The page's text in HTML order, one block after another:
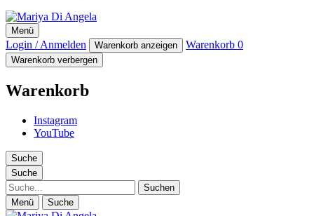
Mariya Di Angela
Artist
Menü
Login / Anmelden Warenkorb anzeigen Warenkorb 0
Warenkorb verbergen
Warenkorb
Instagram
YouTube
Suche
Suche
Suche
Menü Suche